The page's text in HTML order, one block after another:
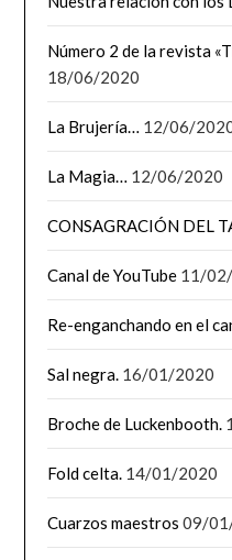
Número 2 de la revista
18/06/2020
La Brujería… 12/06/
La Magia… 12/06/2020
CONSAGRACIÓN DEL
Canal de YouTube 11/
Re-enganchando en el
Sal negra. 16/01/2020
Broche de Luckenbooth.
Fold celta. 14/01/2020
Cuarzos maestros 09/